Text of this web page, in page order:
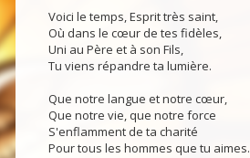
Voici le temps, Esprit très saint,
Où dans le cœur de tes fidèles,
Uni au Père et à son Fils,
Tu viens répandre ta lumière.
Que notre langue et notre cœur,
Que notre vie, que notre force
S'enflamment de ta charité
Pour tous les hommes que tu aimes.